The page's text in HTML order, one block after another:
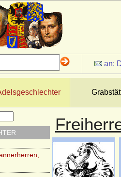
an:
Wenckheim
von W.
Möllendorf,